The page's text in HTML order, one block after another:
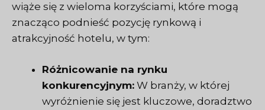
wiąże się z wieloma korzyściami, które mogą
znacząco podnieść pozycję rynkową i
atrakcyjność hotelu, w tym:
Różnicowanie na rynku
konkurencyjnym: W branży, w której
wyróżnienie się jest kluczowe, doradztwo